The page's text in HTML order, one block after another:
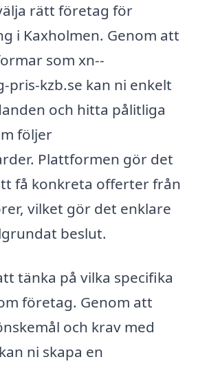
rätt företag för
i Kaxholmen. Genom att
som xn--
pris-kzb.se kan ni enkelt
och hitta pålitliga
följer
Plattformen gör det
få konkreta offerter från
vilket gör det enklare
beslut.
tänka på vilka specifika
företag. Genom att
och krav med
ni skapa en